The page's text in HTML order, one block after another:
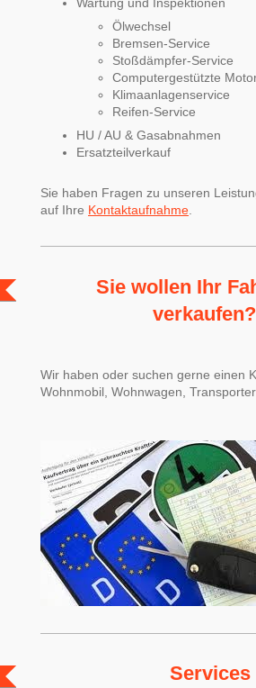
Ölwechsel
Bremsen-Service
Stoßdämpfer-Service
Computergestützte
Klimaanlagenservice
Reifen-Service
HU / AU & Gasabnahmen
Ersatzteilverkauf
Sie haben Fragen zu unseren
auf Ihre Kontaktaufnahme
Sie wollen Ihr
Wir haben oder suchen gerne einen
Wohnmobil, Wohnwagen,
Services